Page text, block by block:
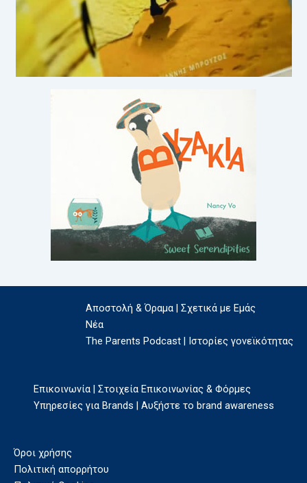
Αποστολή & Όραμα | Σχετικά με Εμάς
Νέα
The Parents Podcast | Ιστορίες γονεϊκότητας
Επικοινωνία | Στοιχεία Επικοινωνίας & Φόρμες
Υπηρεσίες για Brands | Αυξήστε το brand awareness
Όροι χρήσης
Πολιτική απορρήτου